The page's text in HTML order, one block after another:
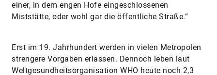
einer, in dem engen Hofe eingeschlossenen
Miststätte, oder wohl gar die öffentliche Straße.“
Erst im 19. Jahrhundert werden in vielen Metropolen
strengere Vorgaben erlassen. Dennoch leben laut
Weltgesundheitsorganisation WHO heute noch 2,3